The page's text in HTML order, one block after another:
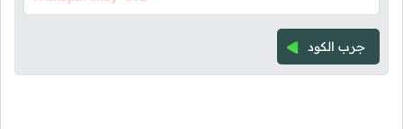
جرب الكود